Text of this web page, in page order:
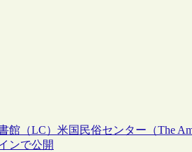
館（LC）米国民俗センター（The
ンで公開